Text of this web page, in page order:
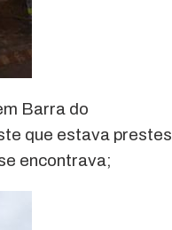
Barra do
que estava prestes
encontrava;